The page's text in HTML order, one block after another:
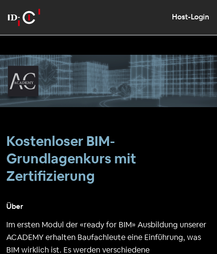
Host-Login
Kostenloser BIM-
Grundlagenkurs mit
Zertifizierung
Über
Im ersten Modul der «ready for BIM» Ausbildung unserer
ACADEMY erhalten Baufachleute eine Einführung, was
BIM wirklich ist. Es werden verschiedene